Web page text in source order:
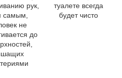
рук,
самым,
не
до
туалете всегда
будет чисто